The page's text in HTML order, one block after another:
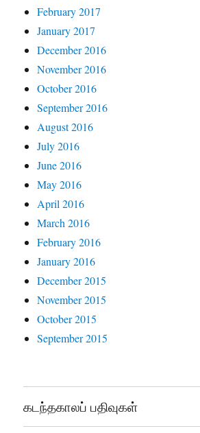
February 2017
January 2017
December 2016
November 2016
October 2016
September 2016
August 2016
July 2016
June 2016
May 2016
April 2016
March 2016
February 2016
January 2016
December 2015
November 2015
October 2015
September 2015
கடந்தகாலப் பதிவுகள்